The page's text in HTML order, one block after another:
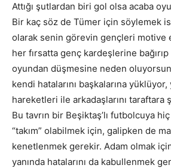
Attığı şutlardan biri gol olsa acaba
Bir kaç söz de Tümer için söylemek
olarak senin görevin gençleri motive
her fırsatta genç kardeşlerine bağırıp
oyundan düşmesine neden
kendi hatalarını başkalarına yüklüyor,
hareketleri ile arkadaşlarını taraftara
Bu tavrın bir Beşiktaş’lı futbolcuya
“takım” olabilmek için, galipken de
kenetlenmek gerekir. Adam olmak
yanında hatalarını da kabullenmek